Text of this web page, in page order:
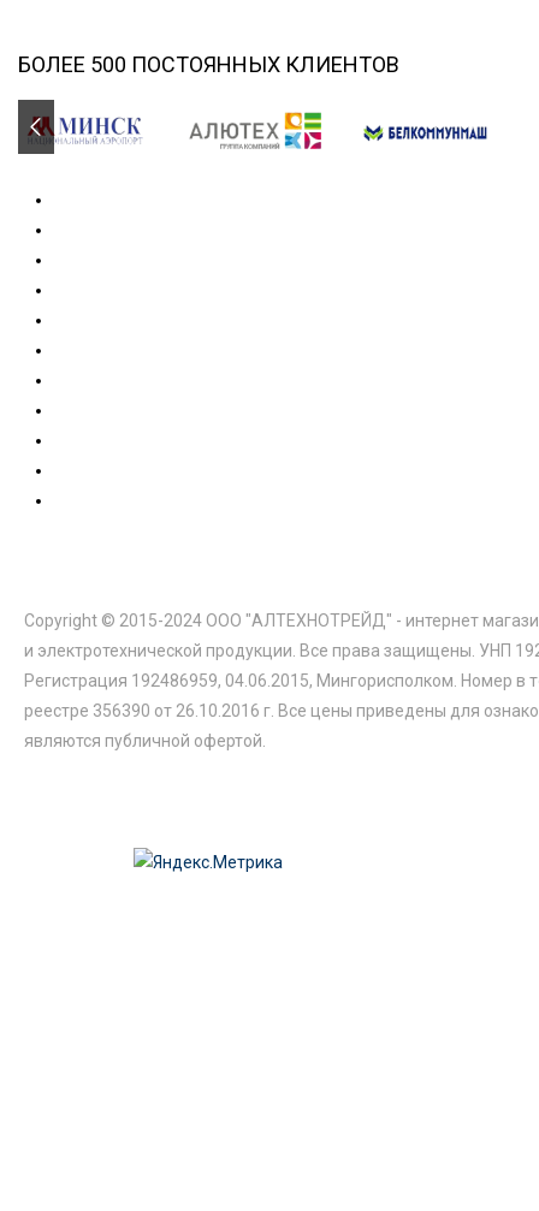
БОЛЕЕ 500 ПОСТОЯННЫХ КЛИЕНТОВ
Copyright © 2015-2024 ООО "АЛТЕХНОТРЕЙД" - интернет
и электротехнической продукции. Все права защищены. УНП
Регистрация 192486959, 04.06.2015, Мингорисполком. Номер в
реестре 356390 от 26.10.2016 г. Все цены приведены для
являются публичной офертой.